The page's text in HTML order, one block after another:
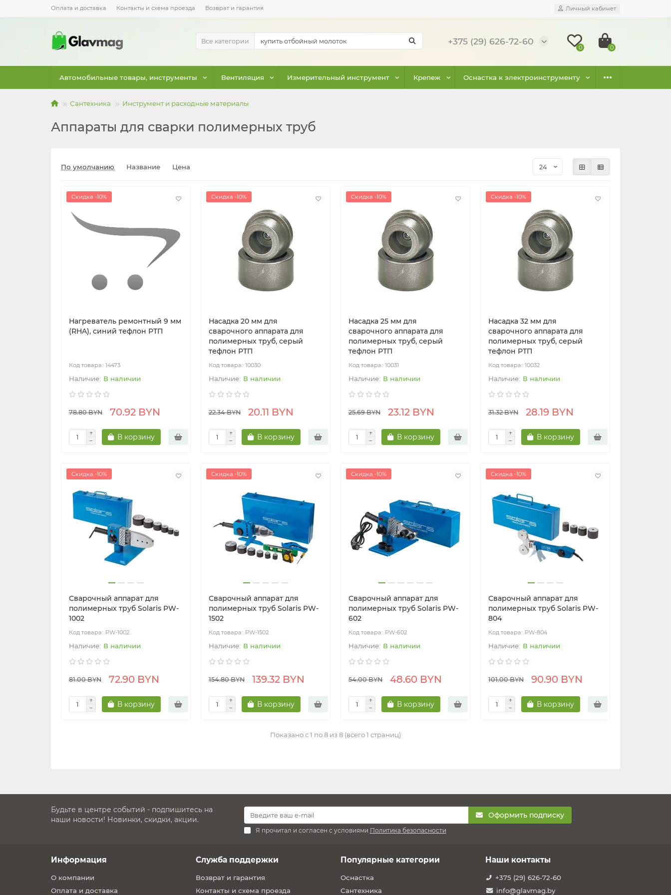
Оплата и доставка Контакты и схема проезда Возврат и гарантия Личный кабинет
Все категории +375 (29) 626-72-60
0 0
Автомобильные товары, инструменты Вентиляция Измерительный инструмент Крепеж Оснастка к электроинструменту
Сантехника Инструмент и расходные материалы
Аппараты для сварки полимерных труб
По умолчанию Название Цена
Скидка -10%
Нагреватель ремонтный 9 мм
(RHA), синий тефлон РТП
14473
В наличии
78.80 BYN 70.92 BYN
В корзину
Скидка -10%
Насадка 20 мм для
сварочного аппарата для
полимерных труб, серый
тефлон РТП
10030
В наличии
22.34 BYN 20.11 BYN
В корзину
Скидка -10%
Насадка 25 мм для
сварочного аппарата для
полимерных труб, серый
тефлон РТП
10031
В наличии
25.69 BYN 23.12 BYN
В корзину
Скидка -10%
Насадка 32 мм для
сварочного аппарата для
полимерных труб, серый
тефлон РТП
10032
В наличии
31.32 BYN 28.19 BYN
В корзину
Скидка -10%
Сварочный аппарат для
полимерных труб Solaris PW-
1002
PW-1002
В наличии
81.00 BYN 72.90 BYN
В корзину
Скидка -10%
Сварочный аппарат для
полимерных труб Solaris PW-
1502
PW-1502
В наличии
154.80 BYN 139.32 BYN
В корзину
Скидка -10%
Сварочный аппарат для
полимерных труб Solaris PW-
602
PW-602
В наличии
54.00 BYN 48.60 BYN
В корзину
Скидка -10%
Сварочный аппарат для
полимерных труб Solaris PW-
804
PW-804
В наличии
101.00 BYN 90.90 BYN
В корзину
Показано с 1 по 8 из 8 (всего 1 страниц)
Будьте в центре событий - подпишитесь на
наши новости! Новинки, скидки, акции.
Оформить подписку
Я прочитал и согласен с условиями Политика безопасности
Информация
О компании
Оплата и доставка
Служба поддержки
Возврат и гарантия
Контакты и схема проезда
Популярные категории
Оснастка
Сантехника
Наши контакты
+375 (29) 626-72-60
info@glavmag.by